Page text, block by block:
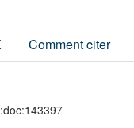
Comment citer